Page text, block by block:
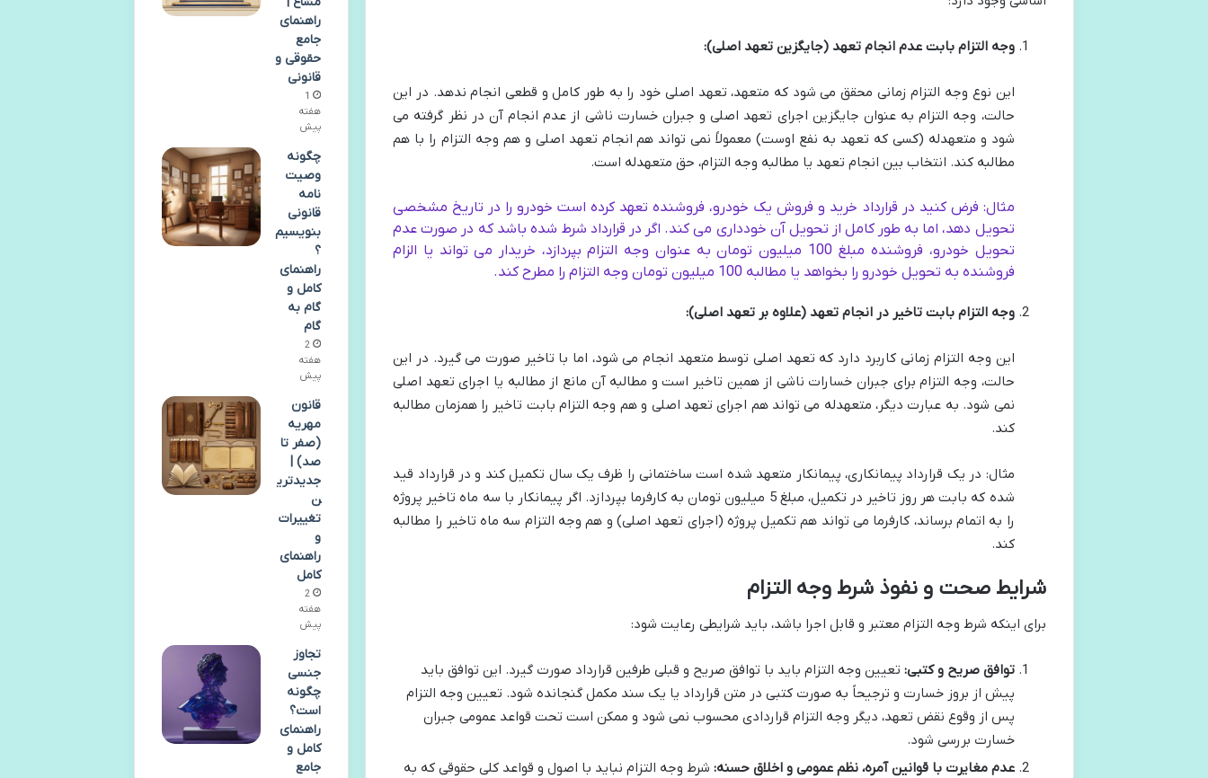
وجه التزام بابت عدم انجام تعهد (جایگزین تعهد اصلی):
این نوع وجه التزام زمانی محقق می شود که متعهد، تعهد اصلی خود را به طور کامل و قطعی انجام ندهد. در این
حالت، وجه التزام به عنوان جایگزین اجرای تعهد اصلی و جبران خسارت ناشی از عدم انجام آن در نظر گرفته می
شود و متعهدله (کسی که تعهد به نفع اوست) معمولاً نمی تواند هم انجام تعهد اصلی و هم وجه التزام را با هم
مطالبه کند. انتخاب بین انجام تعهد یا مطالبه وجه التزام، حق متعهدله است.
مثال: فرض کنید در قرارداد خرید و فروش یک خودرو، فروشنده تعهد کرده است خودرو را در تاریخ مشخصی
تحویل دهد، اما به طور کامل از تحویل آن خودداری می کند. اگر در قرارداد شرط شده باشد که در صورت عدم
تحویل خودرو، فروشنده مبلغ 100 میلیون تومان به عنوان وجه التزام بپردازد، خریدار می تواند یا الزام
فروشنده به تحویل خودرو را بخواهد یا مطالبه 100 میلیون تومان وجه التزام را مطرح کند.
وجه التزام بابت تاخیر در انجام تعهد (علاوه بر تعهد اصلی):
این وجه التزام زمانی کاربرد دارد که تعهد اصلی توسط متعهد انجام می شود، اما با تاخیر صورت می گیرد. در این
حالت، وجه التزام برای جبران خسارات ناشی از همین تاخیر است و مطالبه آن مانع از مطالبه یا اجرای تعهد اصلی
نمی شود. به عبارت دیگر، متعهدله می تواند هم اجرای تعهد اصلی و هم وجه التزام بابت تاخیر را همزمان مطالبه
کند.
مثال: در یک قرارداد پیمانکاری، پیمانکار متعهد شده است ساختمانی را ظرف یک سال تکمیل کند و در قرارداد قید
شده که بابت هر روز تاخیر در تکمیل، مبلغ 5 میلیون تومان به کارفرما بپردازد. اگر پیمانکار با سه ماه تاخیر پروژه
را به اتمام برساند، کارفرما می تواند هم تکمیل پروژه (اجرای تعهد اصلی) و هم وجه التزام سه ماه تاخیر را مطالبه
کند.
شرایط صحت و نفوذ شرط وجه التزام
برای اینکه شرط وجه التزام معتبر و قابل اجرا باشد، باید شرایطی رعایت شود:
توافق صریح و کتبی: تعیین وجه التزام باید با توافق صریح و قبلی طرفین قرارداد صورت گیرد. این توافق باید
پیش از بروز خسارت و ترجیحاً به صورت کتبی در متن قرارداد یا یک سند مکمل گنجانده شود. تعیین وجه التزام
پس از وقوع نقض تعهد، دیگر وجه التزام قراردادی محسوب نمی شود و ممکن است تحت قواعد عمومی جبران
خسارت بررسی شود.
عدم مغایرت با قوانین آمره، نظم عمومی و اخلاق حسنه: شرط وجه التزام نباید با اصول و قواعد کلی حقوقی که به
راهنمای
جامع
حقوقی و
قانونی
1
هفته
پیش
چگونه
وصیت
نامه
قانونی
بنویسیم
؟
راهنمای
کامل و
گام به
گام
2
هفته
پیش
قانون
مهریه
(صفر تا
صد) |
جدیدتری
ن
تغییرات
و
راهنمای
کامل
2
هفته
پیش
تجاوز
جنسی
چگونه
است؟
راهنمای
کامل و
جامع